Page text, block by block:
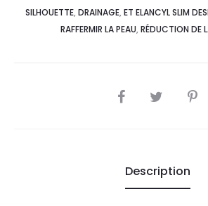
SILHOUETTE, DRAINAGE, ET ELANCYL SLIM
RAFFERMIR LA PEAU, RÉDUCTION DE
SHARE
Description